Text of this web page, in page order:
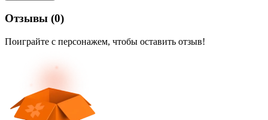
Отзывы (0)
Поиграйте с персонажем, чтобы оставить отзыв!